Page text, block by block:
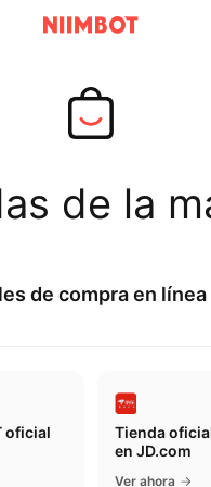
de la
de compra en línea
oficial
Tienda
en JD.com
Ver ahora